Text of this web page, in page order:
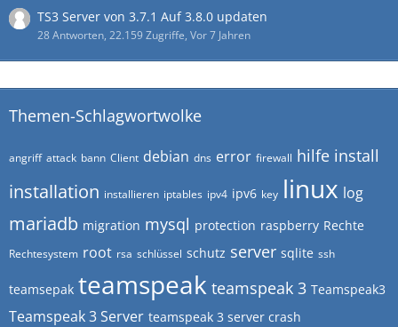
TS3 Server von 3.7.1 Auf 3.8.0 updaten
28 Antworten, 22.159 Zugriffe, Vor 7 Jahren
Themen-Schlagwortwolke
angriff attack bann Client debian dns error firewall hilfe install
installation installieren iptables ipv4 ipv6 key linux log
mariadb migration mysql protection raspberry Rechte
Rechtesystem root rsa schlüssel schutz server sqlite ssh
teamsepak teamspeak teamspeak 3 Teamspeak3
Teamspeak 3 Server teamspeak 3 server crash